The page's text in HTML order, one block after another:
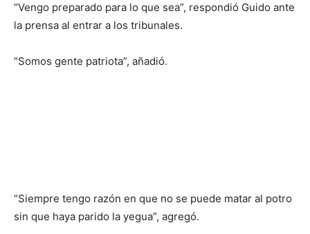
“Vengo preparado para lo que sea”, respondió Guido ante
la prensa al entrar a los tribunales.
“Somos gente patriota”, añadió.
“Siempre tengo razón en que no se puede matar al potro
sin que haya parido la yegua”, agregó.